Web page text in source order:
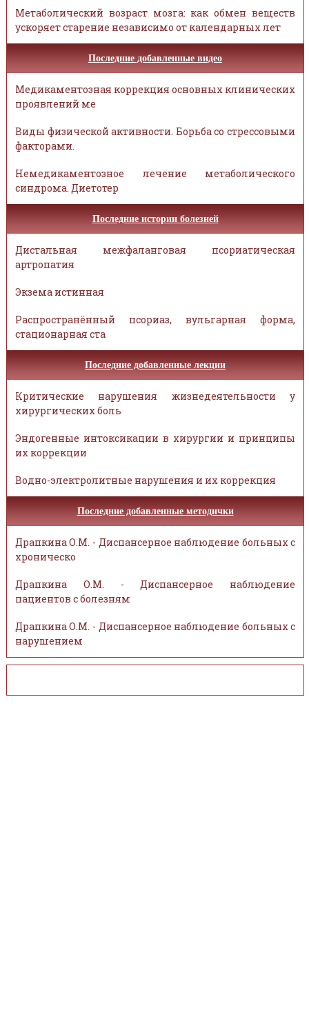
Метаболический возраст мозга: как обмен веществ
ускоряет старение независимо от календарных лет
Последние добавленные видео
Медикаментозная коррекция основных клинических
проявлений ме
Виды физической активности. Борьба со стрессовыми
факторами.
Немедикаментозное лечение метаболического
синдрома. Диетотер
Последние истории болезней
Дистальная межфаланговая псориатическая
артропатия
Экзема истинная
Распространённый псориаз, вульгарная форма,
стационарная ста
Последние добавленные лекции
Критические нарушения жизнедеятельности у
хирургических боль
Эндогенные интоксикации в хирургии и принципы
их коррекции
Водно-электролитные нарушения и их коррекция
Последние добавленные методички
Драпкина О.М. - Диспансерное наблюдение больных с
хроническо
Драпкина О.М. - Диспансерное наблюдение
пациентов с болезням
Драпкина О.М. - Диспансерное наблюдение больных с
нарушением